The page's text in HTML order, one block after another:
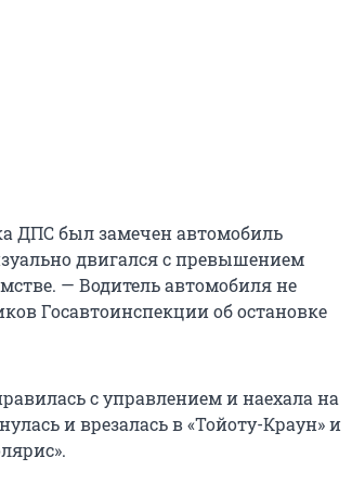
ДПС был замечен автомобиль
двигался с превышением
— Водитель автомобиля не
Госавтоинспекции об остановке
с управлением и наехала на
и врезалась в «Тойоту-Краун» и